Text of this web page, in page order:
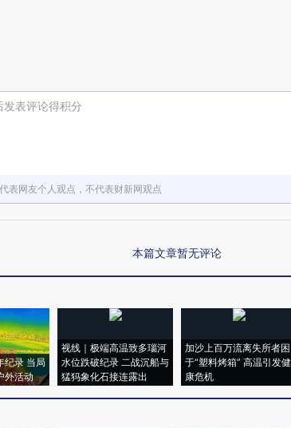
发表评论得积分
表网友个人观点，不代表财新网观点
本篇文章暂无评论
纪录 当局
外活动
视线｜极端高温致多瑙河
水位跌破纪录 二战沉船与
猛犸象化石接连露出
加沙上百万流离失所者困
于“塑料烤箱” 高温引发健
康危机